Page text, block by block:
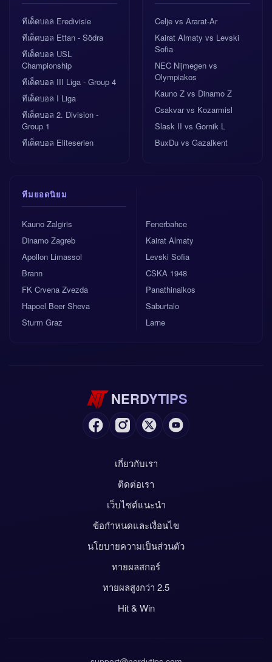
ทีเด็ดบอล Eredivisie
ทีเด็ดบอล Ettan - Södra
ทีเด็ดบอล USL
Championship
ทีเด็ดบอล III Liga - Group 4
ทีเด็ดบอล I Liga
ทีเด็ดบอล 2. Division -
Group 1
ทีเด็ดบอล Eliteserien
Celje vs Ararat-Ar
Kairat Almaty vs Levski
Sofia
NEC Nijmegen vs
Olympiakos
Kauno Z vs Dinamo Z
Csakvar vs Kozarmisl
Slask II vs Gornik L
BuxDu vs Gazalkent
ทีมยอดนิยม
Kauno Zalgiris
Dinamo Zagreb
Apollon Limassol
Brann
FK Crvena Zvezda
Hapoel Beer Sheva
Sturm Graz
Fenerbahce
Kairat Almaty
Levski Sofia
CSKA 1948
Panathinaikos
Saburtalo
Larne
NERDYTIPS
เกี่ยวกับเรา
ติดต่อเรา
เว็บไซต์แนะนำ
ข้อกำหนดและเงื่อนไข
นโยบายความเป็นส่วนตัว
ทายผลสกอร์
ทายผลสูงกว่า 2.5
Hit & Win